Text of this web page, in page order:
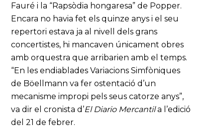
Fauré i la “Rapsòdia hongaresa” de Popper.
Encara no havia fet els quinze anys i el seu
repertori estava ja al nivell dels grans
concertistes, hi mancaven únicament obres
amb orquestra que arribarien amb el temps.
“En les endiablades Variacions Simfòniques
de Böellmann va fer ostentació d’un
mecanisme impropi pels seus catorze anys”,
va dir el cronista d’El Diario Mercantila l’edició
del 21 de febrer.